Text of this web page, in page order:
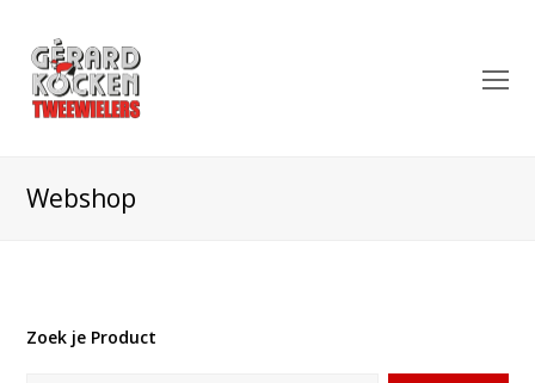
Webshop
Zoek je Product